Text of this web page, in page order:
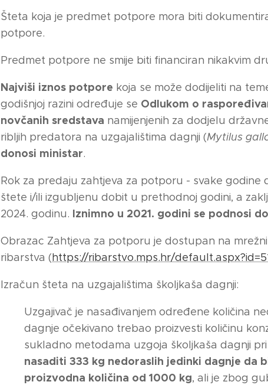
Šteta koja je predmet potpore mora biti
potpore.
Predmet potpore ne smije biti financiran nikakvim
Najviši iznos potpore koja se može dodijeliti na
godišnjoj razini određuje se Odlukom o
novčanih sredstava namijenjenih za dodjelu
ribljih predatora na uzgajalištima dagnji (Mytilus
donosi ministar.
Rok za predaju zahtjeva za potporu - svake godine
štete i/ili izgubljenu dobit u prethodnoj godini, a
2024. godinu. Iznimno u 2021. godini se podnosi
Obrazac Zahtjeva za potporu je dostupan na
ribarstva (https://ribarstvo.mps.hr/
Izračun šteta na uzgajalištima školjkaša dagnji:
Uzgajivač je nasađivanjem određene količina
dagnje očekivano trebao proizvesti količinu
sukladno metodama uzgoja školjkaša dagnji
nasaditi 333 kg nedoraslih jedinki dagnje da
proizvodna količina od 1000 kg, ali je zbog